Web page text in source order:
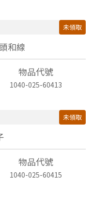
未領取
和線
物品代號
1040-025-60413
未領取
物品代號
1040-025-60415